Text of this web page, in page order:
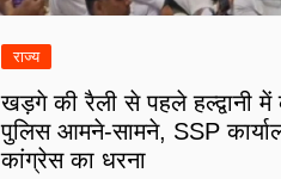
राज्य
खड़गे की रैली से पहले हल्द्वानी
पुलिस आमने-सामने, SSP
कांग्रेस का धरना